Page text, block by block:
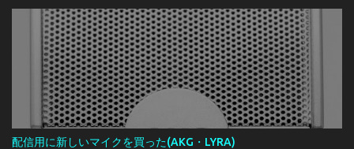
れようとしている中で それはどうかと思いましたので、 せっかく
なら一番？いいやつが欲しいということになったところ たまたま
相場より激安で買えたSSDがあったので紹介します。 今回買った
のは、Intel OPTANE SSD DC P5800X の400GBモデルです。 いか
にもバルクなパッケージで到着 [目次] 購入価格・購入元 Intel
OPTANE SSD DC P5800Xとは 外観 実性能について・参考レビュー
誰におすすめか
配信用に新しいマイクを買った(AKG・LYRA)